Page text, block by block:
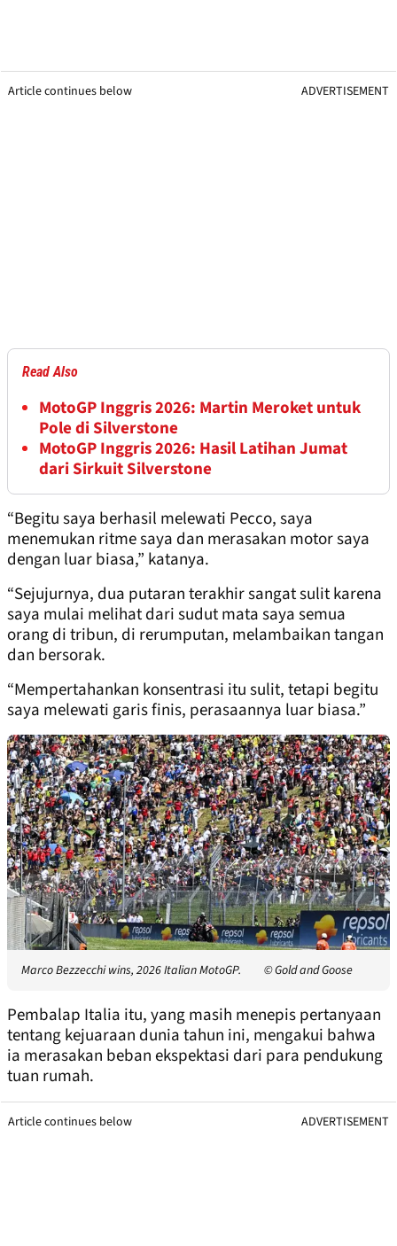
Article continues below ADVERTISEMENT
Read Also
MotoGP Inggris 2026: Martin Meroket untuk
Pole di Silverstone
MotoGP Inggris 2026: Hasil Latihan Jumat
dari Sirkuit Silverstone
“Begitu saya berhasil melewati Pecco, saya
menemukan ritme saya dan merasakan motor saya
dengan luar biasa,” katanya.
“Sejujurnya, dua putaran terakhir sangat sulit karena
saya mulai melihat dari sudut mata saya semua
orang di tribun, di rerumputan, melambaikan tangan
dan bersorak.
“Mempertahankan konsentrasi itu sulit, tetapi begitu
saya melewati garis finis, perasaannya luar biasa.”
Marco Bezzecchi wins, 2026 Italian MotoGP. © Gold and Goose
Pembalap Italia itu, yang masih menepis pertanyaan
tentang kejuaraan dunia tahun ini, mengakui bahwa
ia merasakan beban ekspektasi dari para pendukung
tuan rumah.
Article continues below ADVERTISEMENT